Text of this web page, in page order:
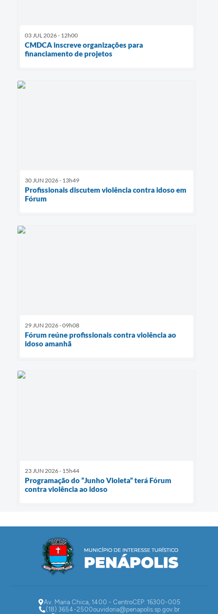
03 JUL 2026 - 12h00
CMDCA inscreve organizações para
financiamento de projetos
30 JUN 2026 - 13h49
Profissionais discutem violência contra idoso em
Fórum
29 JUN 2026 - 09h08
Fórum reúne profissionais contra violência ao
idoso amanhã
23 JUN 2026 - 15h44
Programação do “Junho Violeta” terá Fórum
contra violência ao idoso
Av. Maria Chica, 1400 - CentroCEP: 16300-005
(18) 3654-2500ouvidoria@penapolis.sp.gov.br